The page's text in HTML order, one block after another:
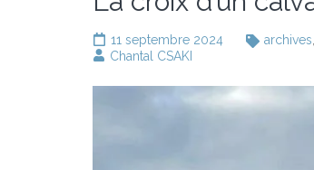
11 septembre 2024 archives,
Chantal CSAKI